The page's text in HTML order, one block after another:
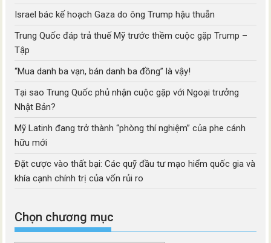
Israel bác kế hoạch Gaza do ông Trump hậu thuẫn
Trung Quốc đáp trả thuế Mỹ trước thềm cuộc gặp Trump –
Tập
“Mua danh ba vạn, bán danh ba đồng” là vậy!
Tại sao Trung Quốc phủ nhận cuộc gặp với Ngoại trưởng
Nhật Bản?
Mỹ Latinh đang trở thành “phòng thí nghiệm” của phe cánh
hữu mới
Đặt cược vào thất bại: Các quỹ đầu tư mạo hiểm quốc gia và
khía cạnh chính trị của vốn rủi ro
Chọn chương mục